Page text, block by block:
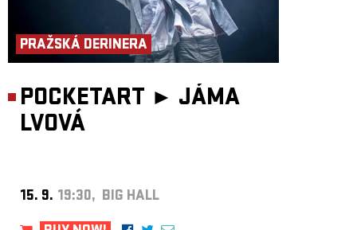
PRAŽSKÁ DERINERA
POCKETART ► JÁMA
LVOVÁ
15. 9. 19:30, BIG HALL